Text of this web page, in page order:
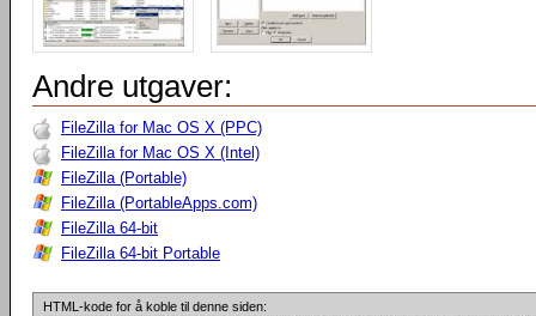
Andre utgaver:
FileZilla for Mac OS X (PPC)
FileZilla for Mac OS X (Intel)
FileZilla (Portable)
FileZilla (PortableApps.com)
FileZilla 64-bit
FileZilla 64-bit Portable
HTML-kode for å koble til denne siden: